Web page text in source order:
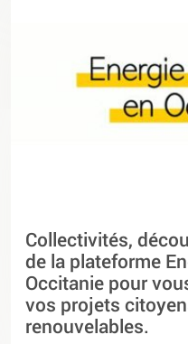
Collectivités,
de la plateforme
Occitanie pour
vos projets
renouvelables.